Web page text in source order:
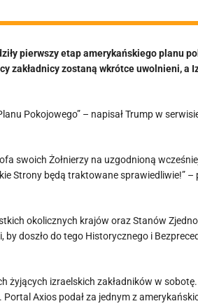
pierwszy etap amerykańskiego planu
zakładnicy zostaną wkrótce uwolnieni, a
Pokojowego” – napisał Trump w
swoich Żołnierzy na uzgodnioną
Strony będą traktowane sprawiedliwie!” –
okolicznych krajów oraz Stanów
doszło do tego Historycznego i
żyjących izraelskich zakładników w sobotę.
Axios podał za jednym z